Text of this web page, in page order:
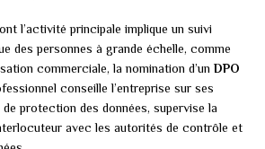
l’activité principale implique un suivi
des personnes à grande échelle, comme
commerciale, la nomination d’un DPO
conseille l’entreprise sur ses
protection des données, supervise la
avec les autorités de contrôle et